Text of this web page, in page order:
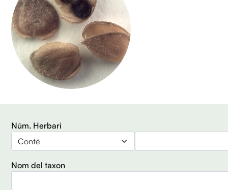
Núm. Herbari
Operador
Nom del taxon